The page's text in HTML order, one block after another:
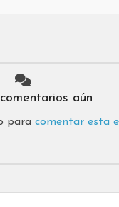
aún
paracomentar esta